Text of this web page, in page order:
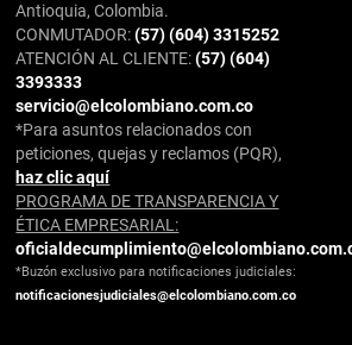
Antioquia, Colombia.
CONMUTADOR:(57) (604) 3315252
ATENCIÓN AL CLIENTE:(57) (604)
3393333
servicio@elcolombiano.com.co
*Para asuntos relacionados con
peticiones, quejas y reclamos (PQR),
haz clic aquí
PROGRAMA DE TRANSPARENCIA Y
ÉTICA EMPRESARIAL:
*Buzón exclusivo para notificaciones judiciales:
notificacionesjudiciales@elcolombiano.com.co